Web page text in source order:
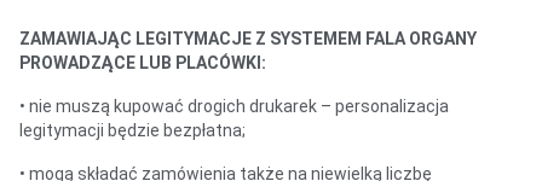
ZAMAWIAJĄC LEGITYMACJE Z SYSTEMEM FALA ORGANY
PROWADZĄCE LUB PLACÓWKI:
• nie muszą kupować drogich drukarek – personalizacja
legitymacji będzie bezpłatna;
• mogą składać zamówienia także na niewielką liczbę